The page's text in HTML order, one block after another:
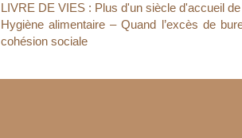
LIVRE DE VIES : Plus d'un siècle d'accueil
Hygiène alimentaire – Quand l’excès de
cohésion sociale